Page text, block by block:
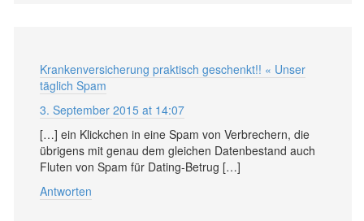
Krankenversicherung praktisch geschenkt!! « Unser
täglich Spam
3. September 2015 at 14:07
[…] ein Klick­chen in eine Spam von Ver­brechern, die
üb­ri­gens mit ge­nau dem gleichen Da­ten­be­stand auch
Flu­ten von Spam für Da­ting-Be­trug […]
Antworten